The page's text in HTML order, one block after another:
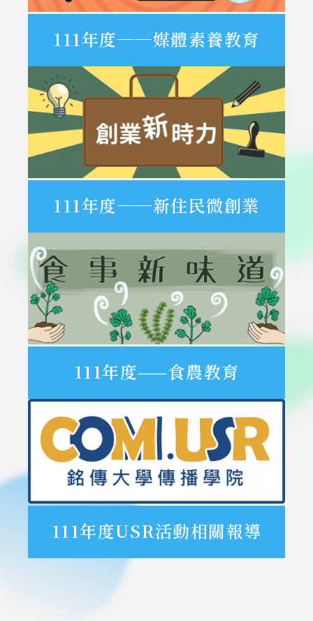
111年度──媒體素養教育
111年度──新住民微創業
111年度——食農教育
111年度USR活動相關報導